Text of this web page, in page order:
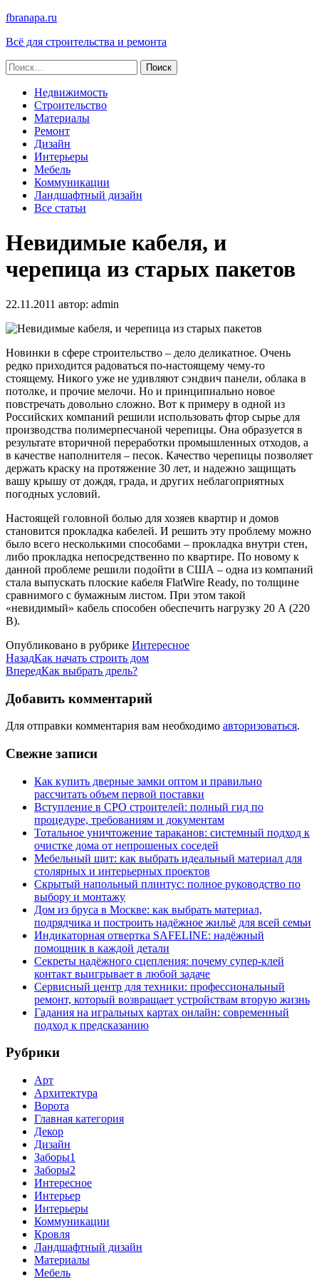
fbranapa.ru
Всё для строительства и ремонта
Найти:
Недвижимость
Строительство
Материалы
Ремонт
Дизайн
Интерьеры
Мебель
Коммуникации
Ландшафтный дизайн
Все статьи
Невидимые кабеля, и
черепица из старых пакетов
22.11.2011 автор: admin
Новинки в сфере строительство – дело деликатное. Очень
редко приходится радоваться по-настоящему чему-то
стоящему. Никого уже не удивляют сэндвич панели, облака в
потолке, и прочие мелочи. Но и принципиально новое
повстречать довольно сложно. Вот к примеру в одной из
Российских компаний решили использовать фтор сырье для
производства полимерпесчаной черепицы. Она образуется в
результате вторичной переработки промышленных отходов, а
в качестве наполнителя – песок. Качество черепицы позволяет
держать краску на протяжение 30 лет, и надежно защищать
вашу крышу от дождя, града, и других неблагоприятных
погодных условий.
Настоящей головной болью для хозяев квартир и домов
становится прокладка кабелей. И решить эту проблему можно
было всего несколькими способами – прокладка внутри стен,
либо прокладка непосредственно по квартире. По новому к
данной проблеме решили подойти в США – одна из компаний
стала выпускать плоские кабеля FlatWire Ready, по толщине
сравнимого с бумажным листом. При этом такой
«невидимый» кабель способен обеспечить нагрузку 20 А (220
В).
Опубликовано в рубрике Интересное
НазадКак начать строить дом
ВпередКак выбрать дрель?
Добавить комментарий
Для отправки комментария вам необходимо авторизоваться.
Свежие записи
Как купить дверные замки оптом и правильно
рассчитать объем первой поставки
Вступление в СРО строителей: полный гид по
процедуре, требованиям и документам
Тотальное уничтожение тараканов: системный подход к
очистке дома от непрошеных соседей
Мебельный щит: как выбрать идеальный материал для
столярных и интерьерных проектов
Скрытый напольный плинтус: полное руководство по
выбору и монтажу
Дом из бруса в Москве: как выбрать материал,
подрядчика и построить надёжное жильё для всей семьи
Индикаторная отвертка SAFELINE: надёжный
помощник в каждой детали
Секреты надёжного сцепления: почему супер‑клей
контакт выигрывает в любой задаче
Сервисный центр для техники: профессиональный
ремонт, который возвращает устройствам вторую жизнь
Гадания на игральных картах онлайн: современный
подход к предсказанию
Рубрики
Арт
Архитектура
Ворота
Главная категория
Декор
Дизайн
Заборы1
Заборы2
Интересное
Интерьер
Интерьеры
Коммуникации
Кровля
Ландшафтный дизайн
Материалы
Мебель